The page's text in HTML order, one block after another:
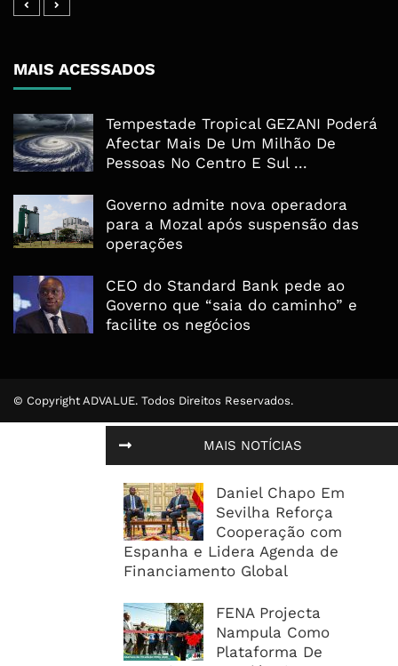
MAIS NOTÍCIAS
Daniel Chapo Em
Sevilha Reforça
Cooperação com
Espanha e Lidera Agenda de
Financiamento Global
FENA Projecta
Nampula Como
Plataforma De
MAIS ACESSADOS
Tempestade Tropical GEZANI Poderá
Afectar Mais De Um Milhão De
Pessoas No Centro E Sul ...
Governo admite nova operadora
para a Mozal após suspensão das
operações
CEO do Standard Bank pede ao
Governo que “saia do caminho” e
facilite os negócios
© Copyright ADVALUE. Todos Direitos Reservados.